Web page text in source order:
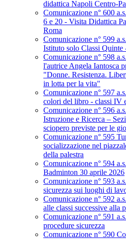
didattica Napoli Centro-
Comunicazione n° 600
6 e 20 - Visita Didattica
Roma
Comunicazione n° 599
Istituto solo Classi
Comunicazione n° 598
l'autrice Angela Iantosca
"Donne. Resistenza.
in lotta per la vita"
Comunicazione n° 597
colori del libro - classi IV
Comunicazione n° 596
Istruzione e Ricerca –
sciopero previste per le
Comunicazione n° 595
socializzazione nel
della palestra
Comunicazione n° 594
Badminton 30 aprile 2026
Comunicazione n° 593
sicurezza sui luoghi di
Comunicazione n° 592
alle classi successive alla
Comunicazione n° 591
procedure sicurezza
Comunicazione n° 590